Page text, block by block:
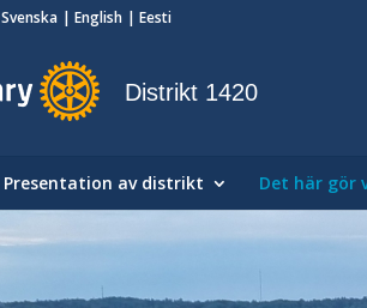
Svenska English Eesti
Distrikt 1420
Presentation av distrikt Det här gör